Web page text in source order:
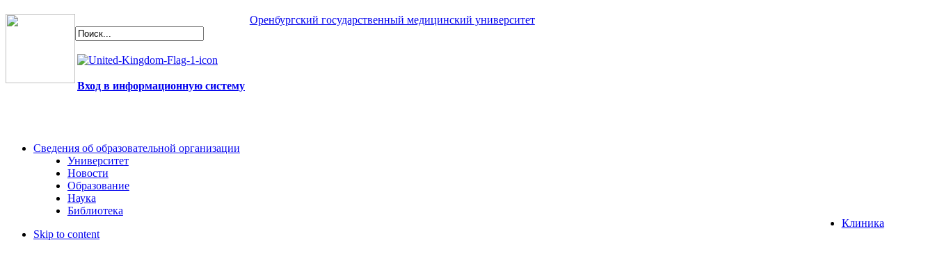
Оренбургский государственный медицинский университет
Вход в информационную систему
Сведения об образовательной организации
Университет
Новости
Образование
Наука
Библиотека
Клиника
Skip to content